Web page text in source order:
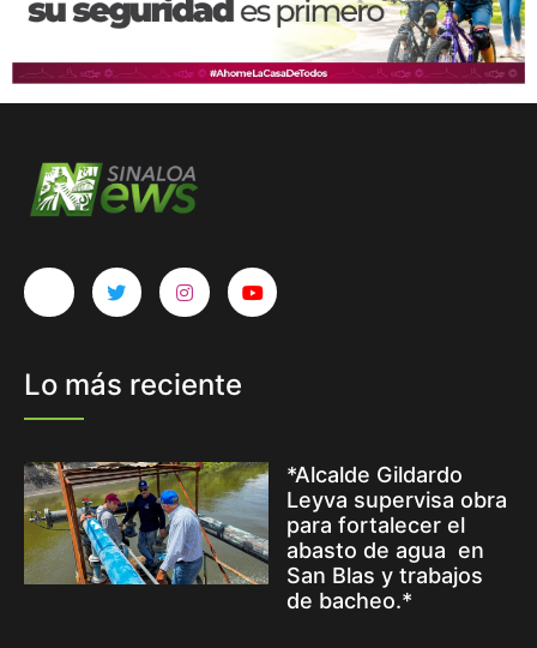
Lo más reciente
*Alcalde Gildardo
Leyva supervisa obra
para fortalecer el
abasto de agua en
San Blas y trabajos
de bacheo.*